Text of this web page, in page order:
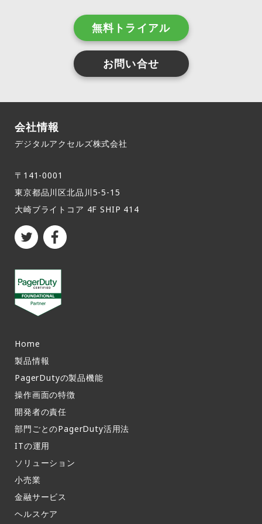
無料トライアル
お問い合せ
会社情報
デジタルアクセルズ株式会社
〒141-0001
東京都品川区北品川5-5-15​
大崎ブライトコア 4F SHIP 414
Home
製品情報​
PagerDutyの製品機能​
操作画面の特徴​
開発者の責任
部門ごとのPagerDuty活用法​
ITの運用​
ソリューション
小売業
金融サービス
ヘルスケア